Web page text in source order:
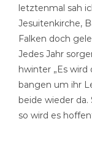
letztenmal sah
Jesuitenkirche,
Falken doch
Jedes Jahr
hwinter „Es wird
bangen um ihr
beide wieder da.
so wird es